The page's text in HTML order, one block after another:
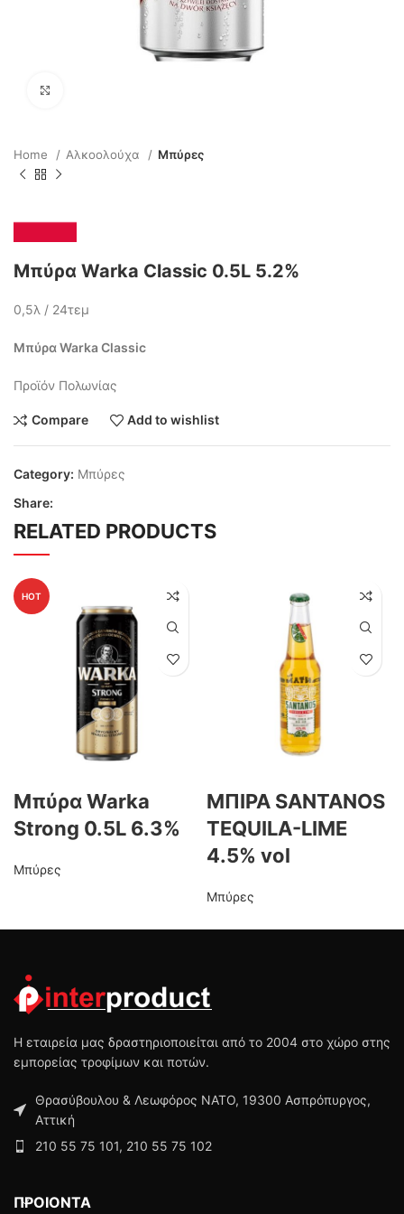
Home Αλκοολούχα Μπύρες
Μπύρα Warka Classic 0.5L 5.2%
0,5λ / 24τεμ
Μπύρα Warka Classic
Προϊόν Πολωνίας
Compare Add to wishlist
Category: Μπύρες
Share:
RELATED PRODUCTS
HOT
Μπύρα Warka
Strong 0.5L 6.3%
Μπύρες
MΠΙΡΑ SANTANOS
TEQUILA-LIME
4.5% vol
Μπύρες
Η εταιρεία μας δραστηριοποιείται από το 2004 στο χώρο στης
εμπορείας τροφίμων και ποτών.
Θρασύβουλου & Λεωφόρος ΝΑΤΟ, 19300 Ασπρόπυργος,
Αττική
210 55 75 101, 210 55 75 102
ΠΡΟΙΟΝΤΑ